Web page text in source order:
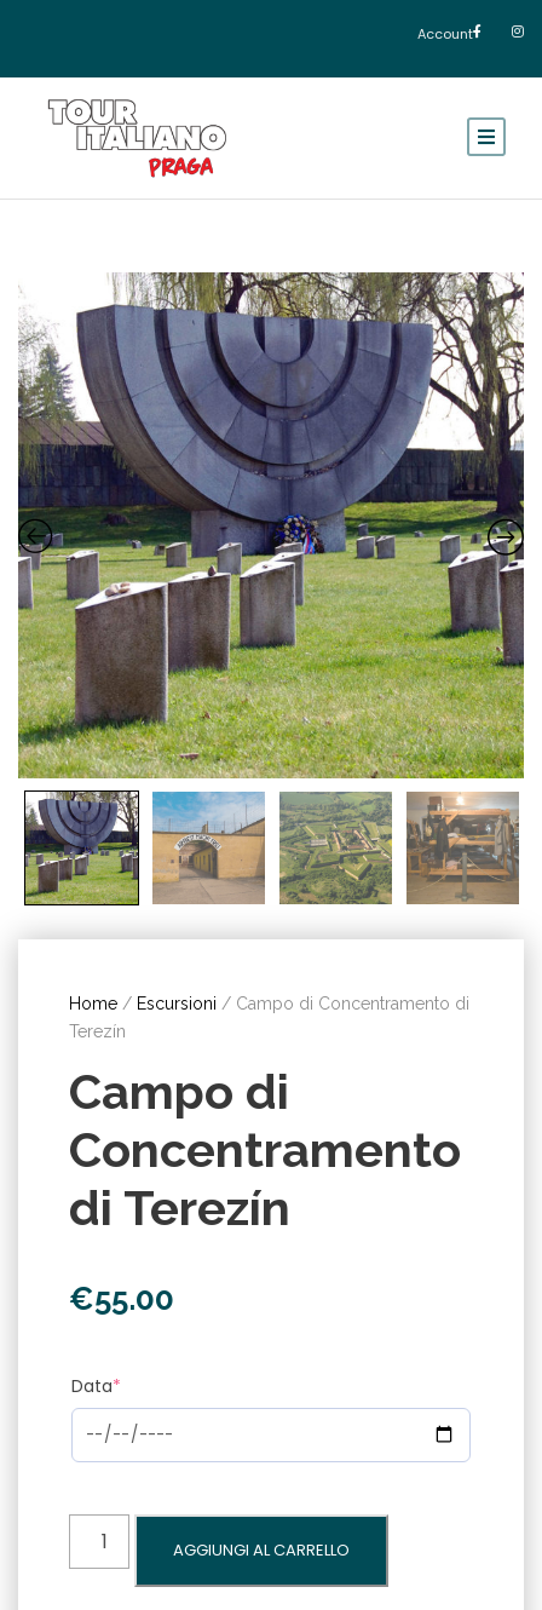
Account
Home/ Escursioni / Campo di Concentramento di
Terezín
Campo di
Concentramento
di Terezín
€55.00
Data*
Concentramento
AGGIUNGI AL CARRELLO